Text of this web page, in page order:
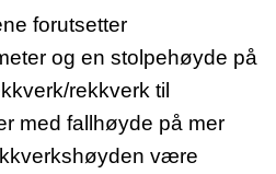
forutsetter
og en stolpehøyde på
rekkverk til
med fallhøyde på mer
være